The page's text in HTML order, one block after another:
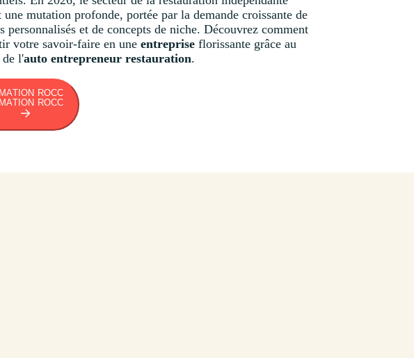
une mutation profonde, portée par la demande croissante de
personnalisés et de concepts de niche. Découvrez comment
votre savoir-faire en une entrepriseflorissante grâce au
de l'auto entrepreneur restauration.
ROCC
ROCC